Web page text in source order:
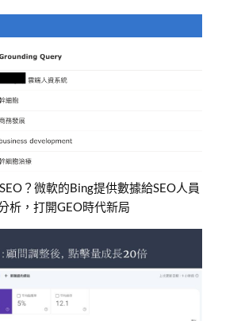
？微軟的Bing提供數據給SEO人員
析，打開GEO時代新局